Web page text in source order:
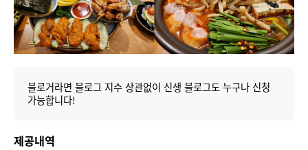
블로거라면 블로그 지수 상관없이 신생 블로그도 누구나 신청
가능합니다!
제공내역